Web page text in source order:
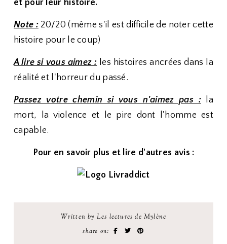
et pour leur histoire.
Note :20/20 (même s'il est difficile de noter cette
histoire pour le coup)
A lire si vous aimez : les histoires ancrées dans la
réalité et l'horreur du passé.
Passez votre chemin si vous n'aimez pas :la
mort, la violence et le pire dont l'homme est
capable.
Pour en savoir plus et lire d'autres avis :
Written by Les lectures de Mylène
share on: